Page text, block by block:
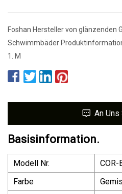
Foshan Hersteller von glänzenden
Schwimmbäder
1. M
An Uns
Basisinformation.
Modell Nr.
COR-
Farbe